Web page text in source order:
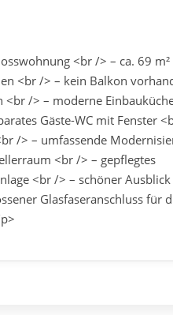
<br /> – ca. 69 m²
<br /> – kein Balkon
/> – moderne
Gäste-WC mit Fenster
/> – umfassende
<br /> – gepflegtes
<br /> – schöner
Glasfaseranschluss für